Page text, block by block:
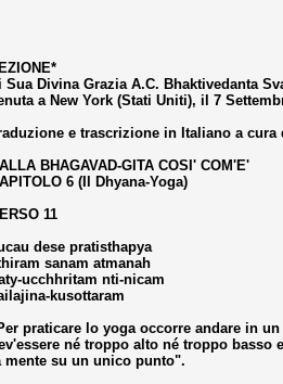
Sua Divina Grazia A.C. Bhaktivedanta
a New York (Stati Uniti), il 7
e trascrizione in Italiano a cura
BHAGAVAD-GITA COSI' COM'E'
6 (Il Dhyana-Yoga)
11
dese pratisthapya
sanam atmanah
ucchhritam nti-nicam
kusottaram
praticare lo yoga occorre andare in
né troppo alto né troppo
mente su un unico punto".